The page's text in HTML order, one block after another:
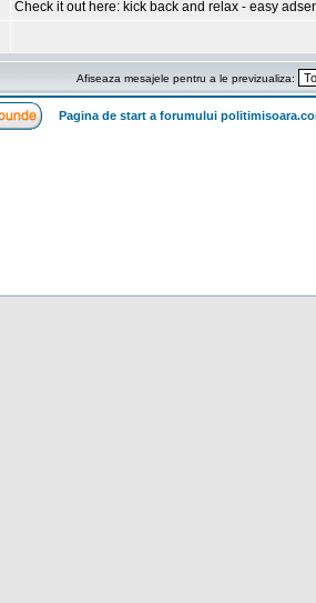
Check it out here: kick back and relax - easy
Afiseaza mesajele pentru a le previzualiza:
Pagina de start a forumului